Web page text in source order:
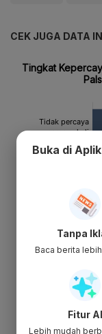
CEK JUGA DATA
Buka di
Tanpa
Baca berita
Fitur AI
Lebih mudah